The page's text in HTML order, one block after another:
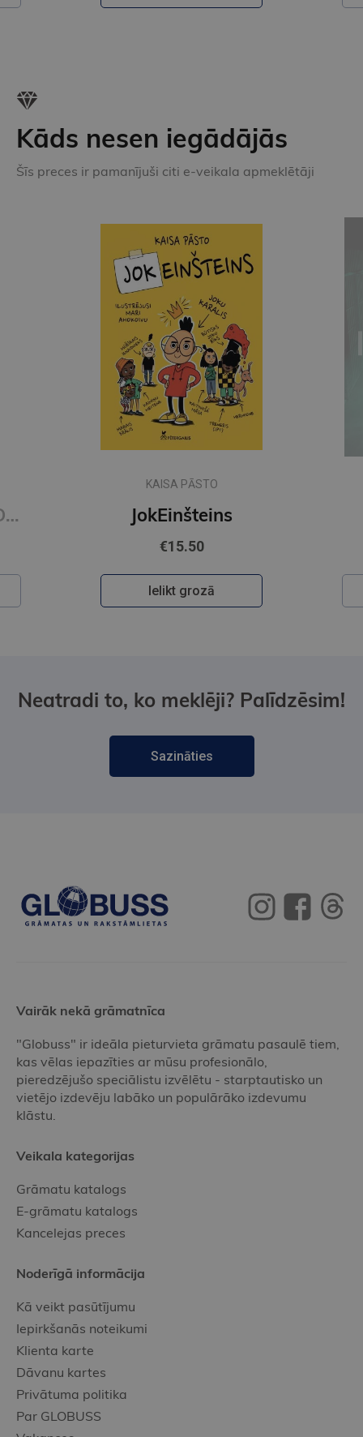
Kāds nesen iegādājās
Šīs preces ir pamanījuši citi e-veikala apmeklētāji
FRĪDA MAKFADENA
Ieslodzītais
€22.95
Ielikt grozā
Neatradi to, ko meklēji? Palīdzēsim!
Sazināties
Vairāk nekā grāmatnīca
"Globuss" ir ideāla pieturvieta grāmatu pasaulē tiem,
kas vēlas iepazīties ar mūsu profesionālo,
pieredzējušo speciālistu izvēlētu - starptautisko un
vietējo izdevēju labāko un populārāko izdevumu
klāstu.
Veikala kategorijas
Grāmatu katalogs
E-grāmatu katalogs
Kancelejas preces
Noderīgā informācija
Kā veikt pasūtījumu
Iepirkšanās noteikumi
Klienta karte
Dāvanu kartes
Privātuma politika
Par GLOBUSS